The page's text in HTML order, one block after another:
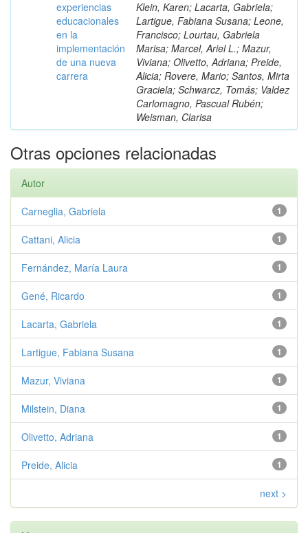
experiencias
educacionales
en la
implementación
de una nueva
carrera
Klein, Karen; Lacarta, Gabriela;
Lartigue, Fabiana Susana; Leone,
Francisco; Lourtau, Gabriela
Marisa; Marcel, Ariel L.; Mazur,
Viviana; Olivetto, Adriana; Preide,
Alicia; Rovere, Mario; Santos, Mirta
Graciela; Schwarcz, Tomás; Valdez
Carlomagno, Pascual Rubén;
Weisman, Clarisa
Otras opciones relacionadas
Autor
1
Carneglia, Gabriela
1
Cattani, Alicia
1
Fernández, María Laura
1
Gené, Ricardo
1
Lacarta, Gabriela
1
Lartigue, Fabiana Susana
1
Mazur, Viviana
1
Milstein, Diana
1
Olivetto, Adriana
1
Preide, Alicia
next >